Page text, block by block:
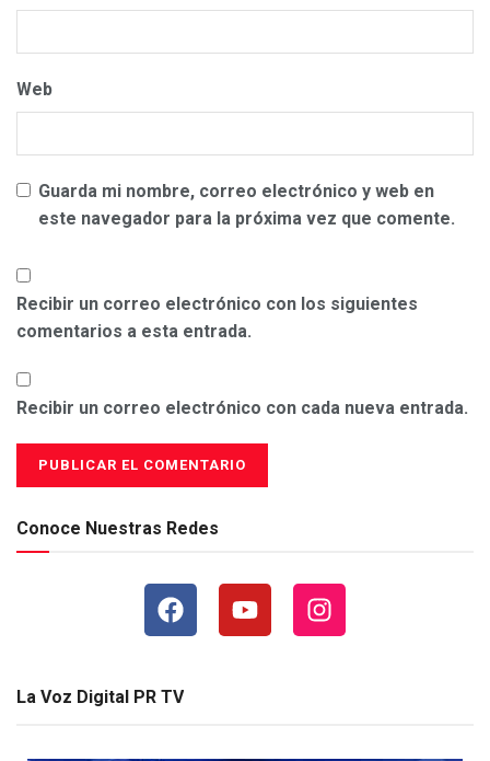
Web
Guarda mi nombre, correo electrónico y web en
este navegador para la próxima vez que comente.
Recibir un correo electrónico con los siguientes
comentarios a esta entrada.
Recibir un correo electrónico con cada nueva entrada.
Conoce Nuestras Redes
La Voz Digital PR TV